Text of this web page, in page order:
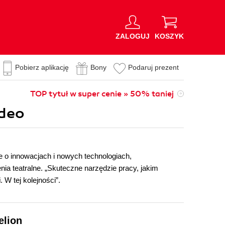
ZALOGUJ KOSZYK
Pobierz aplikację Bony Podaruj prezent
TOP tytuł w super cenie » 50% taniej
innowacjach i nowych technologiach,
teatralne. „Skuteczne narzędzie pracy, jakim
W tej kolejności”.